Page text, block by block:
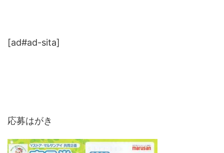
[ad#ad-sita]
応募はがき